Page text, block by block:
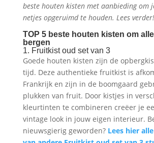
beste houten kisten met aanbieding om
netjes opgeruimd te houden. Lees verder!
TOP 5 beste houten kisten om
bergen
1. Fruitkist oud set van 3
Goede houten kisten zijn de
tijd. Deze authentieke fruitkist is
Frankrijk en zijn in de boomgaard
plukken van fruit. Door kistjes in
kleurtinten te combineren creëer je
vintage look in jouw eigen interieur.
nieuwsgierig geworden? Lees hier